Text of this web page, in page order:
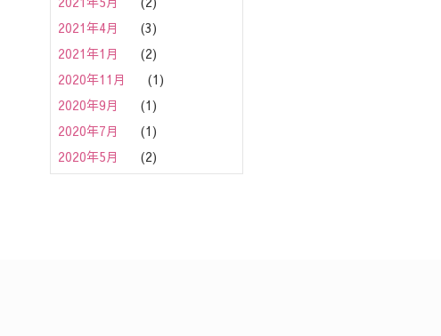
2021年4月
(3)
2021年1月
(2)
2020年11月
(1)
2020年9月
(1)
2020年7月
(1)
2020年5月
(2)